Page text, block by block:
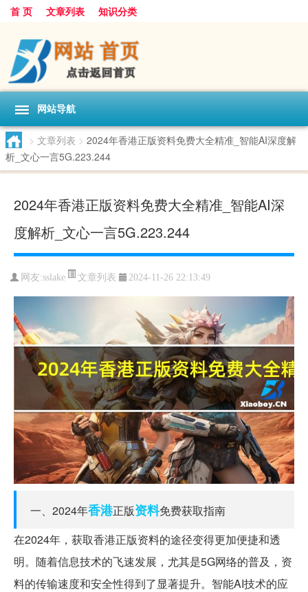
首 页 文章列表 知识分类
网站导航
> 文章列表 > 2024年香港正版资料免费大全精准_智能AI深度解
析_文心一言5G.223.244
2024年香港正版资料免费大全精准_智能AI深
度解析_文心一言5G.223.244
网友:sslake 文章列表 2024-11-26 22:13:49
一、2024年香港正版资料免费获取指南
在2024年，获取香港正版资料的途径变得更加便捷和透
明。随着信息技术的飞速发展，尤其是5G网络的普及，资
料的传输速度和安全性得到了显著提升。智能AI技术的应